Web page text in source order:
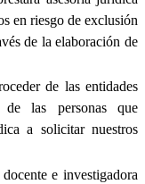
en riesgo de exclusión
de la elaboración de
de las entidades
las personas que
a solicitar nuestros
e investigadora